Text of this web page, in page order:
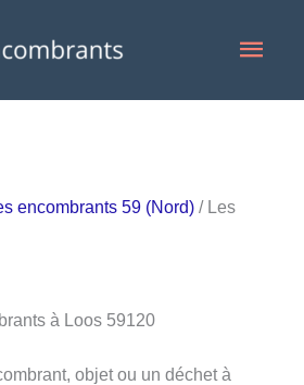
encombrants 59 (Nord) / Les
à Loos 59120
objet ou un déchet à